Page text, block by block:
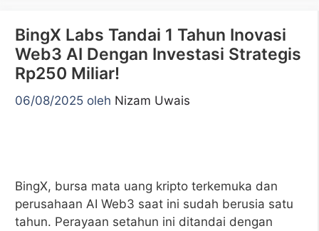
BingX Labs Tandai 1 Tahun Inovasi
Web3 AI Dengan Investasi Strategis
Rp250 Miliar!
06/08/2025 oleh Nizam Uwais
BingX, bursa mata uang kripto terkemuka dan
perusahaan AI Web3 saat ini sudah berusia satu
tahun. Perayaan setahun ini ditandai dengan